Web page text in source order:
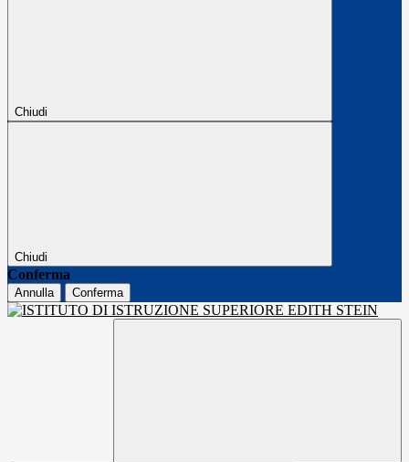
Chiudi
Chiudi
Conferma
Annulla Conferma